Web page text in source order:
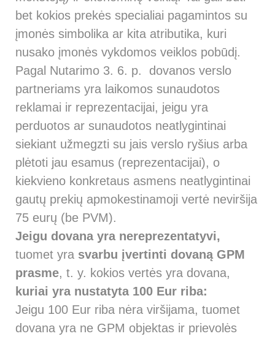
bet kokios prekės specialiai pagamintos su
įmonės simbolika ar kita atributika, kuri
nusako įmonės vykdomos veiklos pobūdį.
Pagal Nutarimo 3. 6. p. dovanos verslo
partneriams yra laikomos sunaudotos
reklamai ir reprezentacijai, jeigu yra
perduotos ar sunaudotos neatlygintinai
siekiant užmegzti su jais verslo ryšius arba
plėtoti jau esamus (reprezentacijai), o
kiekvieno konkretaus asmens neatlygintinai
gautų prekių apmokestinamoji vertė neviršija
75 eurų (be PVM).
Jeigu dovana yra nereprezentatyvi,
tuomet yra svarbu įvertinti dovaną GPM
prasme, t. y. kokios vertės yra dovana,
kuriai yra nustatyta 100 Eur riba:
Jeigu 100 Eur riba nėra viršijama, tuomet
dovana yra ne GPM objektas ir prievolės